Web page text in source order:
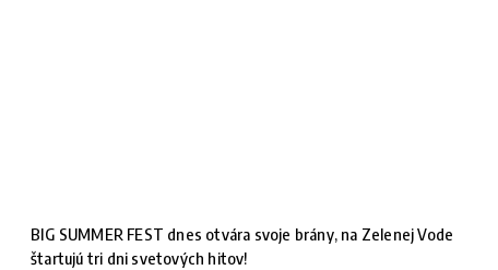
BIG SUMMER FEST dnes otvára svoje brány, na Zelenej Vode
štartujú tri dni svetových hitov!